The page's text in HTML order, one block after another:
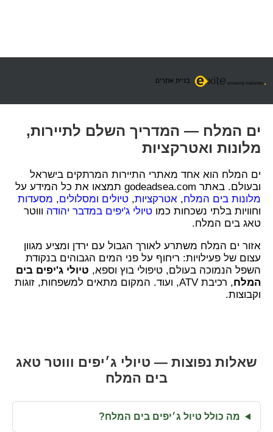
בניית אתרים
ים המלח — המדריך השלם לתיירות,
מלונות ואטרקציות
ים המלח הוא אחד מאתרי התיירות המרתקים בישראל
ובעולם. באתר godeadsea.com תמצאו את כל המידע על
מלונות בים המלח, אטרקציות, טיולים ומסלולים, מסעדות
וחוויות בלתי נשכחות כמו טיולי ג'יפים במדבר יהודה וווטר
טאג בים המלח.
אזור ים המלח משתרע לאורך הגבול עם ירדן ומציע מגוון
עצום של פעילויות: ריחוף על פני המים הגבוהים בנקודת
השפל הנמוכה בעולם, טיפולי בוץ וספא, טיולי ג'יפים בים
המלח
, רכיבת ATV, ועוד. המקום מתאים למשפחות, זוגות
וקבוצות.
שאלות נפוצות — טיולי ג׳יפים וווטר טאג
בים המלח
מה כולל טיול ג׳יפים בים המלח?